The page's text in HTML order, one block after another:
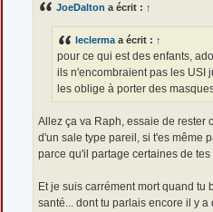
JoeDalton a écrit : ↑
leclerma a écrit : ↑
pour ce qui est des enfants,
ils n'encombraient pas les USI
les oblige à porter des
Allez ça va Raph, essaie de rester
d'un sale type pareil, si t'es même
parce qu'il partage certaines de tes
Et je suis carrément mort quand tu
santé... dont tu parlais encore il y